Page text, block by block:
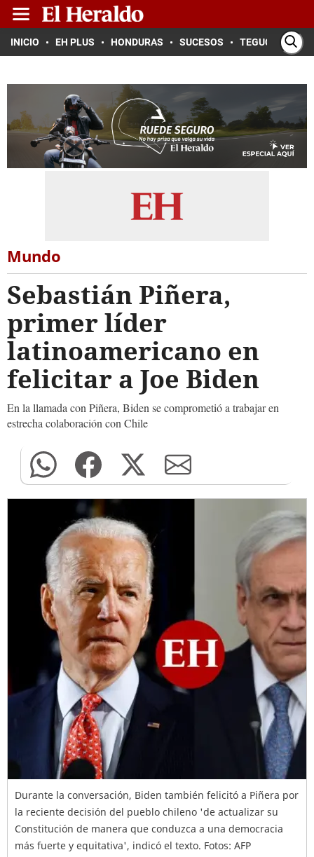
INICIO EH PLUS HONDURAS SUCESOS TEGUCIGALPA
Mundo
Sebastián Piñera,
primer líder
latinoamericano en
felicitar a Joe Biden
En la llamada con Piñera, Biden se comprometió a trabajar en
estrecha colaboración con Chile
Durante la conversación, Biden también felicitó a Piñera por
la reciente decisión del pueblo chileno 'de actualizar su
Constitución de manera que conduzca a una democracia
más fuerte y equitativa', indicó el texto. Fotos: AFP